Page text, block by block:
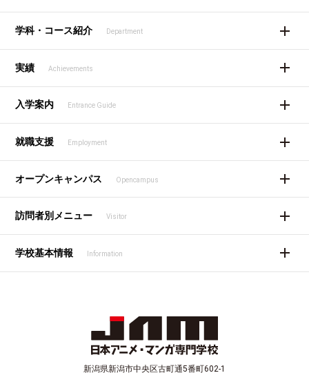
学科・コース紹介 Department
実績 Achievements
入学案内 Entrance Guide
就職支援 Employment
オープンキャンパス Opencampus
訪問者別メニュー Visitor
学校基本情報 Information
新潟県新潟市中央区古町通5番町602-1